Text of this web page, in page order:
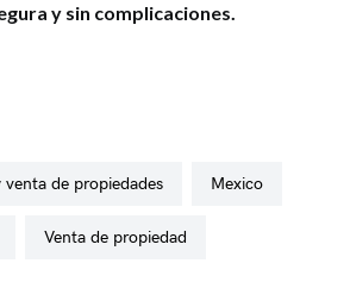
y sin complicaciones.
venta de propiedades mexico
venta de propiedad